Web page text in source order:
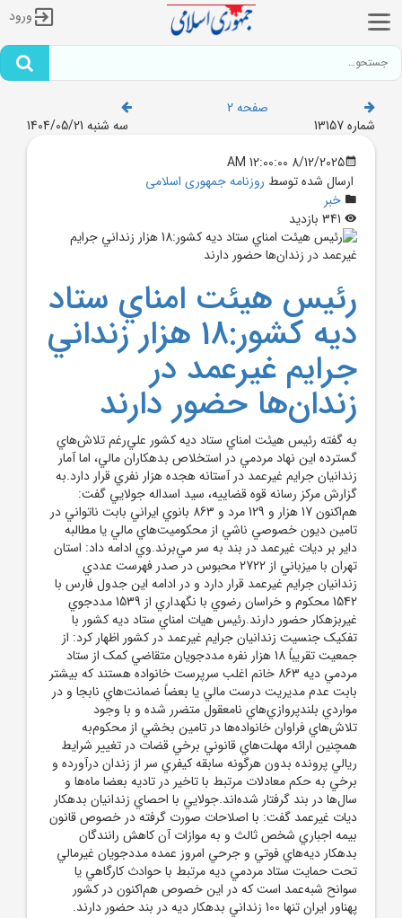
ورود
صفحه 2
شماره 13157
سه شنبه 1404/05/21
8/12/2025 12:00:00 AM
ارسال شده توسط روزنامه جمهوری اسلامی
خبر
رئيس هيئت امناي ستاد
ديه کشور:18 هزار زنداني
جرايم غيرعمد در
زندان‌ها حضور دارند
به گفته رئيس هيئت امناي ستاد ديه کشور علي‌رغم تلاش‌هاي
گسترده اين نهاد مردمي در استخلاص بدهکاران مالي، اما آمار
زندانيان جرايم غيرعمد در آستانه هجده هزار نفري قرار دارد.به
گزارش مرکز رسانه قوه قضاييه، سيد اسداله جولايي گفت:
هم‌اکنون 17 هزار و 129 مرد و 863 بانوي ايراني بابت ناتواني در
تامين ديون خصوصي ناشي از محکوميت‌هاي مالي يا مطالبه
داير بر ديات غيرعمد در بند به سر مي‌برند.وي ادامه داد: استان
تهران با ميزباني از 2722 محبوس در صدر فهرست عددي
زندانيان جرايم غيرعمد قرار دارد و در ادامه اين جدول فارس با
1542 محکوم و خراسان‌ رضوي با نگهداري از 1539 مددجوي
غيربزهکار حضور دارند.رئيس هيات امناي ستاد ديه کشور با
تفکيک جنسيت زندانيان جرايم غيرعمد در کشور اظهار کرد: از
جمعيت تقريباً 18 هزار نفره مددجويان متقاضي کمک از ستاد
مردمي ديه 863 خانم اغلب سرپرست خانواده هستند که بيشتر
بابت عدم مديريت درست مالي يا بعضاً ضمانت‌هاي نابجا و در
مواردي بلندپروازي‌هاي نامعقول متضرر شده و با وجود
تلاش‌هاي فراوان خانواده‌ها در تامين بخشي از محکوم‌به
همچنين ارائه مهلت‌هاي قانوني برخي قضات در تغيير شرايط
ريالي پرونده بدون هرگونه سابقه کيفري سر از زندان درآورده و
برخي به حکم معادلات مرتبط با تاخير در تاديه بعضا ماه‌ها و
سال‌ها در بند گرفتار شده‌اند.جولايي با احصاي زندانيان بدهکار
ديات غيرعمد گفت: با اصلاحات صورت گرفته در خصوص قانون
بيمه اجباري شخص ثالث و به موازات آن کاهش رانندگان
بدهکار ديه‌هاي فوتي و جرحي امروز عمده مددجويان غيرمالي
تحت حمايت ستاد مردمي ديه مرتبط با حوادث کارگاهي يا
سوانح شبه‌عمد است که در اين خصوص هم‌اکنون در کشور
پهناور ايران تنها 100 زنداني بدهکار ديه در بند حضور دارند.